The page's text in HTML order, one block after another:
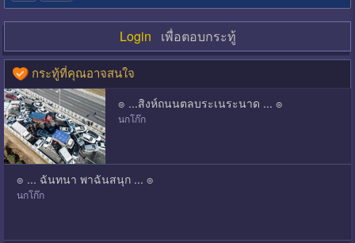
Login เพื่อตอบกระทู้
กระทู้ที่คุณอาจสนใจ
๏ ...สิงห์ถนนตลบระเนระนาด ... ๏
นกโก๊ก
๏ ... ฉันทนา พาฉันสนุก ... ๏
นกโก๊ก